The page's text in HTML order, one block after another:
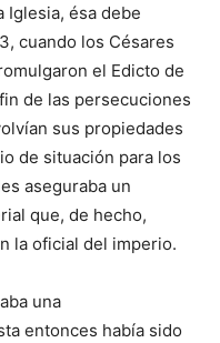
Iglesia, ésa debe
cuando los Césares
el Edicto de
de las persecuciones
sus propiedades
de situación para los
aseguraba un
que, de hecho,
la oficial del imperio.
una
entonces había sido